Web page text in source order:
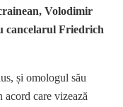
Volodimir
cancelarul Friedrich
și omologul său
acord care vizează